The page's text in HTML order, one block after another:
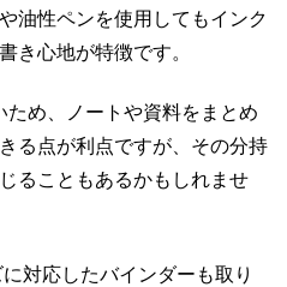
油性ペンを使用してもインク
き心地が特徴です。
め、ノートや資料をまとめ
る点が利点ですが、その分持
ることもあるかもしれませ
対応したバインダーも取り